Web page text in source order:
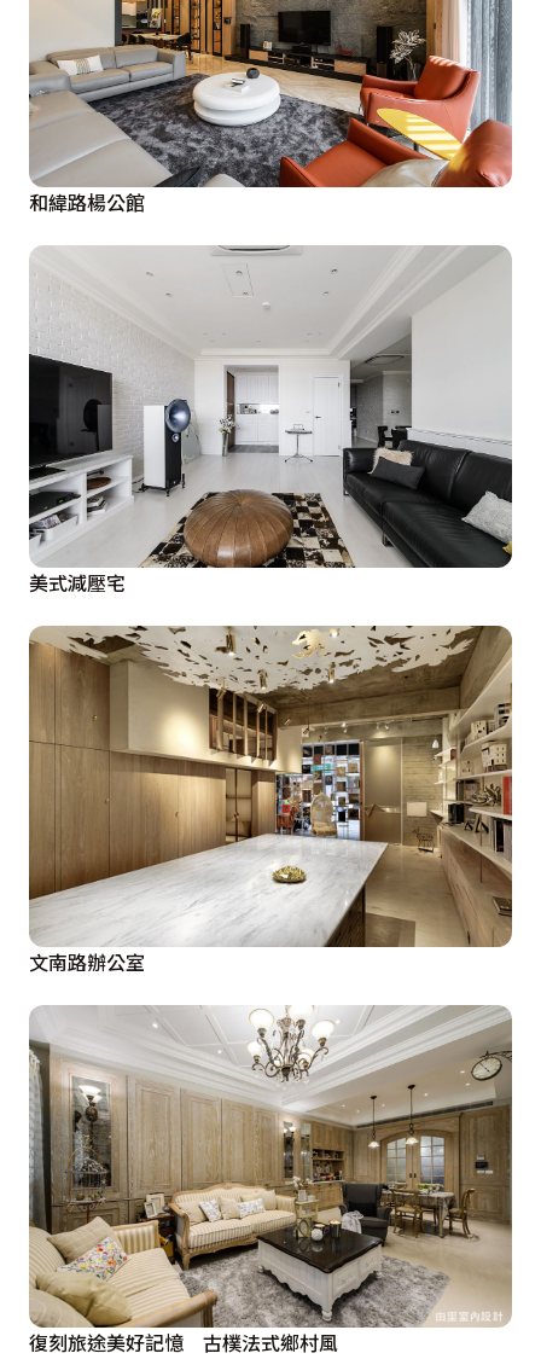
和緯路楊公館
美式減壓宅
文南路辦公室
復刻旅途美好記憶 古樸法式鄉村風